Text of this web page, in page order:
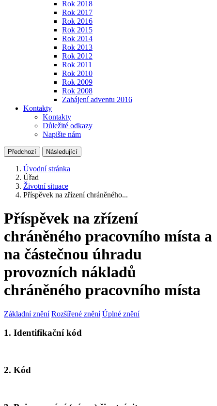
Rok 2018
Rok 2017
Rok 2016
Rok 2015
Rok 2014
Rok 2013
Rok 2012
Rok 2011
Rok 2010
Rok 2009
Rok 2008
Zahájení adventu 2016
Kontakty
Kontakty
Důležité odkazy
Napište nám
Předchozí Následující
Úvodní stránka
Úřad
Životní situace
Příspěvek na zřízení chráněného...
Příspěvek na zřízení
chráněného pracovního místa a
na částečnou úhradu
provozních nákladů
chráněného pracovního místa
Základní znění Rozšířené znění Úplné znění
1. Identifikační kód
2. Kód